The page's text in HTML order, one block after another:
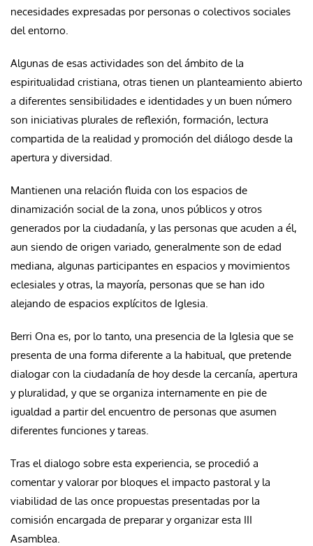
necesidades expresadas por personas o colectivos sociales
del entorno.
Algunas de esas actividades son del ámbito de la
espiritualidad cristiana, otras tienen un planteamiento abierto
a diferentes sensibilidades e identidades y un buen número
son iniciativas plurales de reflexión, formación, lectura
compartida de la realidad y promoción del diálogo desde la
apertura y diversidad.
Mantienen una relación fluida con los espacios de
dinamización social de la zona, unos públicos y otros
generados por la ciudadanía, y las personas que acuden a él,
aun siendo de origen variado, generalmente son de edad
mediana, algunas participantes en espacios y movimientos
eclesiales y otras, la mayoría, personas que se han ido
alejando de espacios explícitos de Iglesia.
Berri Ona es, por lo tanto, una presencia de la Iglesia que se
presenta de una forma diferente a la habitual, que pretende
dialogar con la ciudadanía de hoy desde la cercanía, apertura
y pluralidad, y que se organiza internamente en pie de
igualdad a partir del encuentro de personas que asumen
diferentes funciones y tareas.
Tras el dialogo sobre esta experiencia, se procedió a
comentar y valorar por bloques el impacto pastoral y la
viabilidad de las once propuestas presentadas por la
comisión encargada de preparar y organizar esta III
Asamblea.